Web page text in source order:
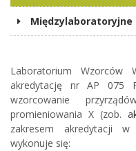
Laboratorium Wzorców
akredytację nr AP 075
wzorcowanie
promieniowania X (zob.
zakresem akredytacji
wykonuje się: